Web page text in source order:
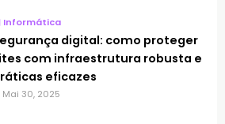
Informática
digital: como proteger
com infraestrutura robusta e
eficazes
Mai 30, 2025